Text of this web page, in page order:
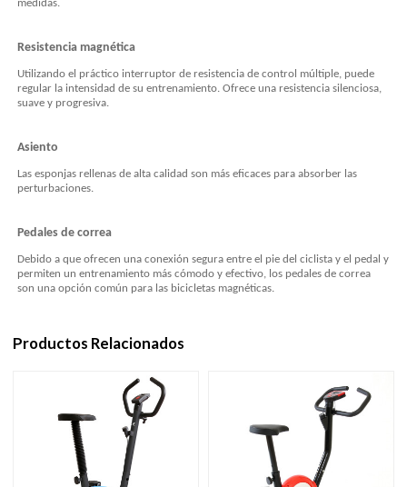
medidas.
Resistencia magnética
Utilizando el práctico interruptor de resistencia de control múltiple, puede
regular la intensidad de su entrenamiento. Ofrece una resistencia silenciosa,
suave y progresiva.
Asiento
Las esponjas rellenas de alta calidad son más eficaces para absorber las
perturbaciones.
Pedales de correa
Debido a que ofrecen una conexión segura entre el pie del ciclista y el pedal y
permiten un entrenamiento más cómodo y efectivo, los pedales de correa
son una opción común para las bicicletas magnéticas.
Productos Relacionados